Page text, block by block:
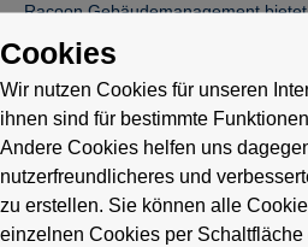
Racoon Gebäudemanagement
Gewährleistungsmanagement und die
Gewährleistungsverfolgung an.
Datenbasis unseres CAFM-Systems
Erfassung aller Arten von
definierten Workflow sichern wir
Dokumentation, sondern wir
Überwachung der Mängelbehebung.
Cookies
Wir nutzen Cookies für unseren
ihnen sind für bestimmte
Andere Cookies helfen uns
nutzerfreundlicheres und
zu erstellen. Sie können alle
einzelnen Cookies per